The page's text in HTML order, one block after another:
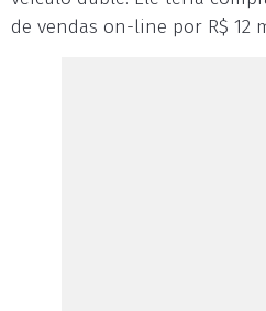
de vendas on-line por R$ 12